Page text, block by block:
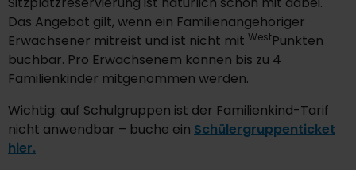
Das Angebot gilt, wenn ein Familienangehöriger
Erwachsener mitreist und ist nicht mit WestPunkten
buchbar. Pro Erwachsenem können bis zu 4
Familienkinder mitgenommen werden.
Wichtig: auf Schulgruppen ist der Familienkind-Tarif
nicht anwendbar – buche ein Schülergruppenticket
hier.